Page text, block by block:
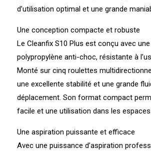
d’utilisation optimal et une grande
Une conception compacte et robuste
Le Cleanfix S10 Plus est conçu avec
polypropylène anti-choc, résistante à
Monté sur cinq roulettes
une excellente stabilité et une grande
déplacement. Son format compact
facile et une utilisation dans les
Une aspiration puissante et efficace
Avec une puissance d’aspiration